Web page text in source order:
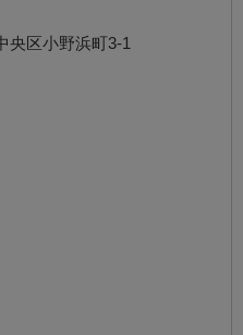
央区小野浜町3-1